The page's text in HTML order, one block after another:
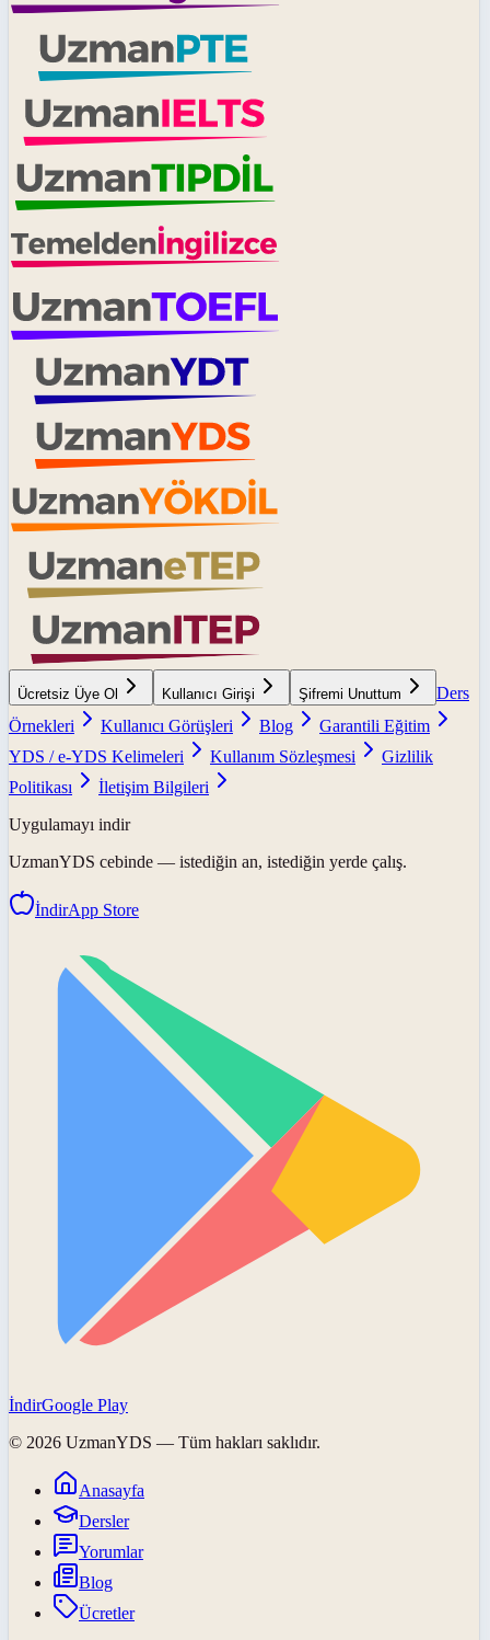
Ücretsiz Üye Ol Kullanıcı Girişi Şifremi Unuttum
Ders
Örnekleri
Kullanıcı Görüşleri Blog
Garantili Eğitim
YDS / e-YDS Kelimeleri
Kullanım Sözleşmesi
Gizlilik
Politikası
İletişim Bilgileri
Uygulamayı indir
UzmanYDS cebinde — istediğin an, istediğin yerde çalış.
İndirApp Store
İndirGoogle Play
© 2026 UzmanYDS — Tüm hakları saklıdır.
Anasayfa
Dersler
Yorumlar
Blog
Ücretler